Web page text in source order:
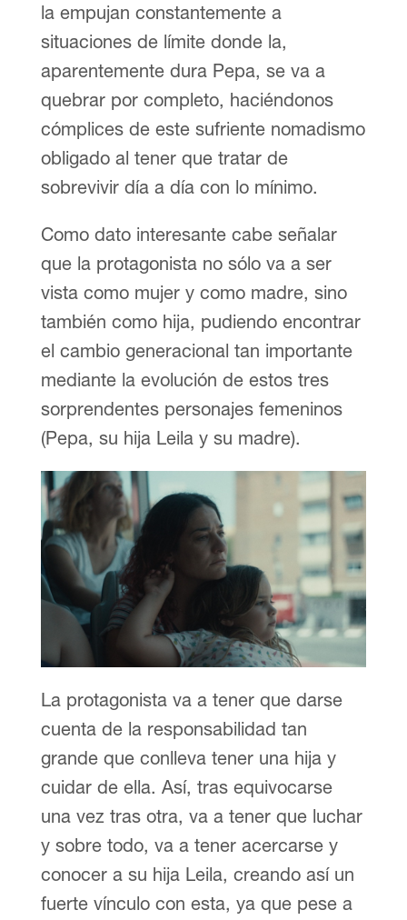
la empujan constantemente a
situaciones de límite donde la,
aparentemente dura Pepa, se va a
quebrar por completo, haciéndonos
cómplices de este sufriente nomadismo
obligado al tener que tratar de
sobrevivir día a día con lo mínimo.
Como dato interesante cabe señalar
que la protagonista no sólo va a ser
vista como mujer y como madre, sino
también como hija, pudiendo encontrar
el cambio generacional tan importante
mediante la evolución de estos tres
sorprendentes personajes femeninos
(Pepa, su hija Leila y su madre).
La protagonista va a tener que darse
cuenta de la responsabilidad tan
grande que conlleva tener una hija y
cuidar de ella. Así, tras equivocarse
una vez tras otra, va a tener que luchar
y sobre todo, va a tener acercarse y
conocer a su hija Leila, creando así un
fuerte vínculo con esta, ya que pese a